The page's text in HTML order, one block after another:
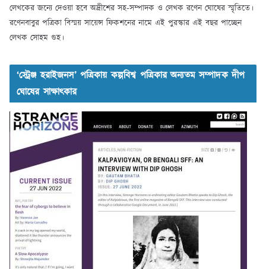
লেখকের জন্যে দেওয়া হবে অদ্রীশের সহ-সম্পাদক ও লেখক রণেন ঘোষের স্মৃতিতে।
রণেনবাবুর পত্রিকা বিস্ময় সায়েন্স ফিকশনের নামে এই পুরস্কার এই বছর পাচ্ছেন
লেখক সোহম গুহ।
‘স্ট্রেঞ্জ হরাইজনস’ পত্রিকায় কল্পবিশ্ব পত্রিকার অন্যতম সম্পাদক দীপ
ঘোষের সাক্ষাৎকার